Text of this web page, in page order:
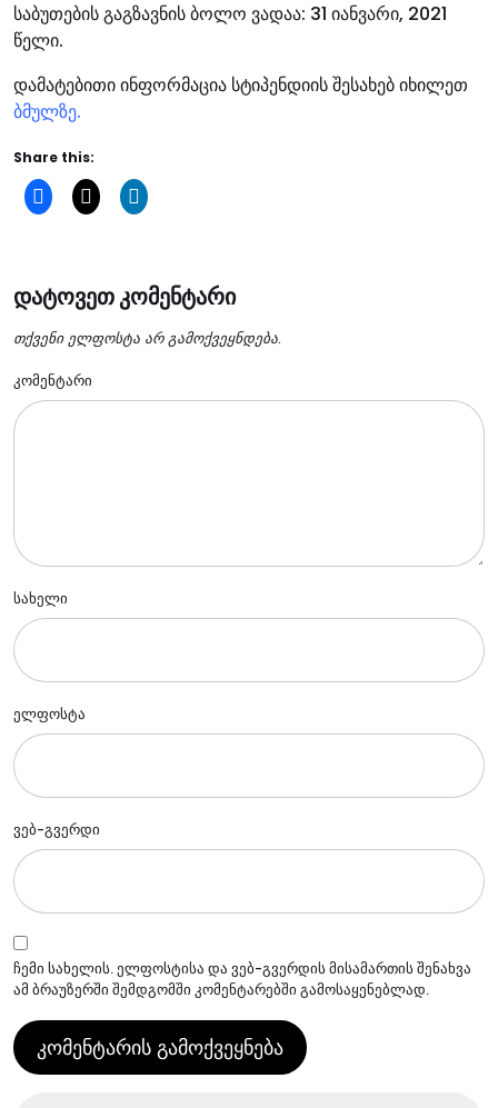
საბუთების გაგზავნის ბოლო ვადაა: 31 იანვარი, 2021
წელი.
დამატებითი ინფორმაცია სტიპენდიის შესახებ იხილეთ
ბმულზე.
Share this:
დატოვეთ კომენტარი
თქვენი ელფოსტა არ გამოქვეყნდება.
კომენტარი
სახელი
ელფოსტა
ვებ-გვერდი
ჩემი სახელის. ელფოსტისა და ვებ-გვერდის მისამართის შენახვა
ამ ბრაუზერში შემდგომში კომენტარებში გამოსაყენებლად.